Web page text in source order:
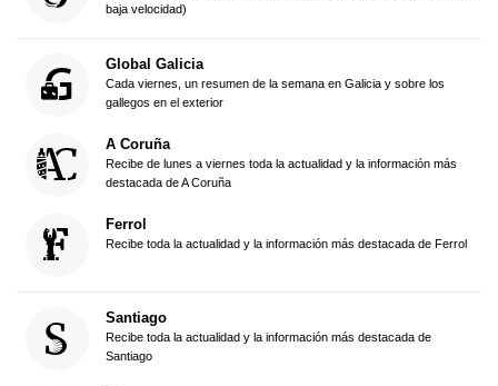
baja velocidad)
Global Galicia
Cada viernes, un resumen de la semana en Galicia y sobre los
gallegos en el exterior
A Coruña
Recibe de lunes a viernes toda la actualidad y la información más
destacada de A Coruña
Ferrol
Recibe toda la actualidad y la información más destacada de Ferrol
Santiago
Recibe toda la actualidad y la información más destacada de
Santiago